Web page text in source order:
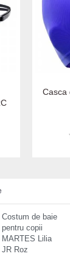
Casca
Costum de baie
pentru copii
MARTES Lilia
JR Roz